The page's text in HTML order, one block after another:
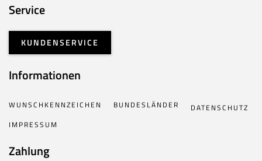
Service
KUNDENSERVICE
Informationen
WUNSCHKENNZEICHEN BUNDESLÄNDER
DATENSCHUTZ
IMPRESSUM
Zahlung